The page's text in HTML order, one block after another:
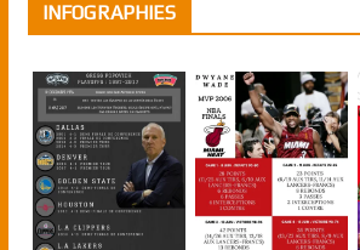
INFOGRAPHIES